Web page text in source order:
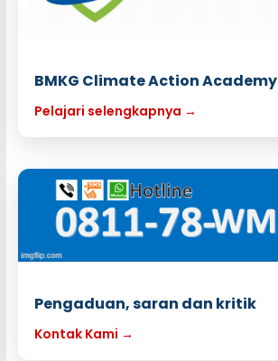
BMKG Climate Action Academy
Pelajari selengkapnya →
Pengaduan, saran dan kritik
Kontak Kami →